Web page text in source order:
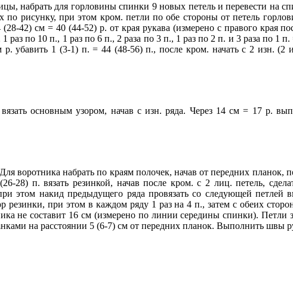
набрать для горловины спинки 9 новых петель и перевести на
по рисунку, при этом кром. петли по обе стороны от петель
42) см = 40 (44-52) р. от края рукава (измерено с правого края
раз по 10 п., 1 раз по 6 п., 2 раза по 3 п., 1 раз по 2 п. и 3 раза по 1
убавить 1 (3-1) п. = 44 (48-56) п., после кром. начать с 2 изн. (2
основным узором, начав с изн. ряда. Через 14 см = 17 р.
воротника набрать по краям полочек, начав от передних
п. вязать резинкой, начав после кром. с 2 лиц. петель,
этом накид предыдущего ряда провязать со следующей
резинки, при этом в каждом ряду 1 раз на 4 п., затем с обеих
не составит 16 см (измерено по линии середины спинки).
на расстоянии 5 (6-7) см от передних планок. Выполнить швы